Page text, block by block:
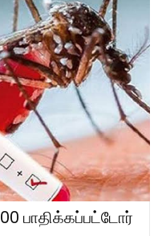
பாதிக்கப்பட்டோர்